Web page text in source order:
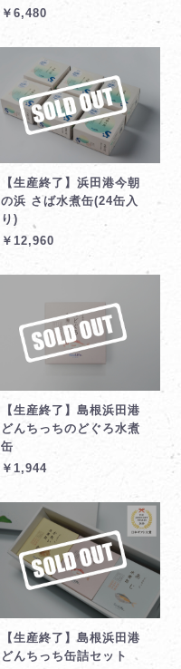
￥6,480
【生産終了】浜田港今朝
の浜 さば水煮缶(24缶入
り)
￥12,960
【生産終了】島根浜田港
どんちっちのどぐろ水煮
缶
￥1,944
【生産終了】島根浜田港
どんちっち缶詰セット